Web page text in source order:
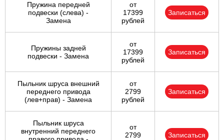
Пружина передней
подвески (слева) -
Замена
от
17399
рублей
Записаться
Пружины задней
подвески - Замена
от
17399
рублей
Записаться
Пыльник шруса внешний
переднего привода
(лев+прав) - Замена
от
2799
рублей
Записаться
Пыльник шруса
внутренний переднего
от
2799
Записаться